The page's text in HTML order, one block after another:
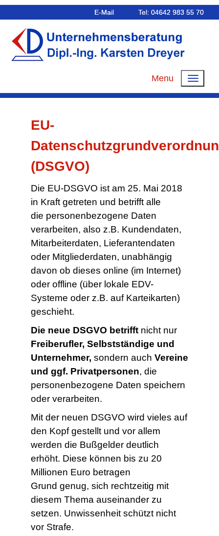
E-Mail Tel: 04642 983 55 70
Menu
EU-
(DSGVO)
Die EU-DSGVO ist am 25. Mai 2018
in Kraft getreten und betrifft alle
die personenbezogene Daten
verarbeiten, also z.B. Kundendaten,
Mitarbeiterdaten, Lieferantendaten
oder Mitgliederdaten, unabhängig
davon ob dieses online (im Internet)
oder offline (über lokale EDV-
Systeme oder z.B. auf Karteikarten)
geschieht.
Die neue DSGVO betrifftnicht nur
Freiberufler, Selbstständige und
Unternehmer, sondern auch Vereine
und ggf. Privatpersonen, die
personenbezogene Daten speichern
oder verarbeiten.
Mit der neuen DSGVO wird vieles auf
den Kopf gestellt und vor allem
werden die Bußgelder deutlich
erhöht. Diese können bis zu 20
Millionen Euro betragen
Grund genug, sich rechtzeitig mit
diesem Thema auseinander zu
setzen. Unwissenheit schützt nicht
vor Strafe.